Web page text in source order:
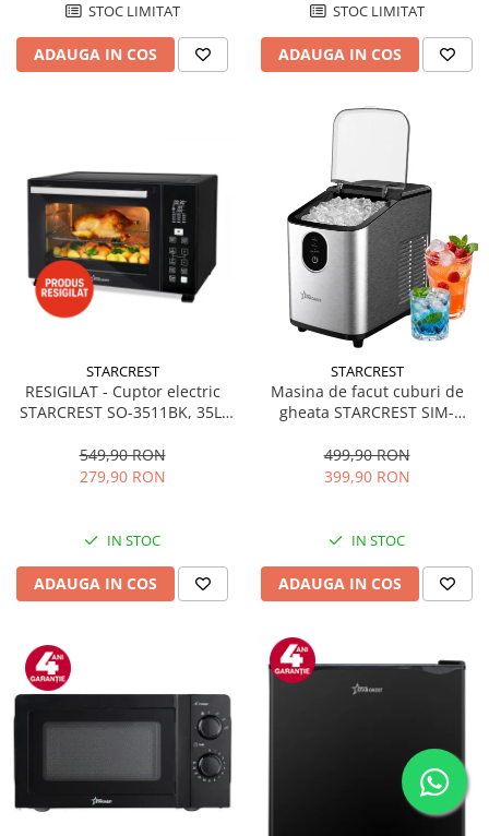
STOC LIMITAT
ADAUGA IN COS
STOC LIMITAT
ADAUGA IN COS
STARCREST
RESIGILAT - Cuptor electric
STARCREST SO-3511BK, 35L,
Programe predefinite,
Interfata digitala, Negru
549,90 RON
279,90 RON
IN STOC
ADAUGA IN COS
STARCREST
Masina de facut cuburi de
gheata STARCREST SIM-
12Kg/24h, Cos gheata
detasabil, Rezervor apa 0.8 l,
499,90 RON
399,90 RON
IN STOC
ADAUGA IN COS